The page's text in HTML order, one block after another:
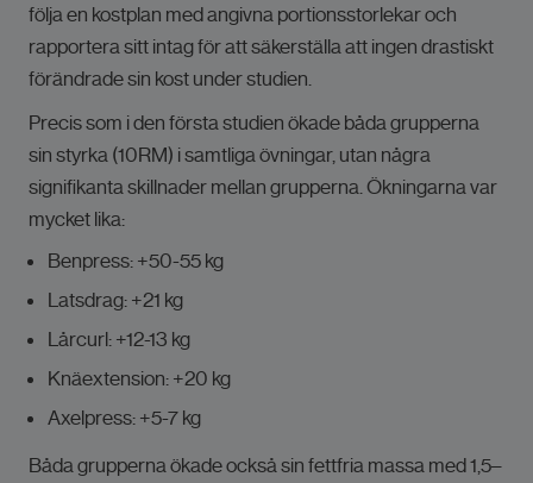
följa en kostplan med angivna portionsstorlekar och
rapportera sitt intag för att säkerställa att ingen drastiskt
förändrade sin kost under studien.
Precis som i den första studien ökade båda grupperna
sin styrka (10RM) i samtliga övningar, utan några
signifikanta skillnader mellan grupperna. Ökningarna var
mycket lika:
Benpress: +50-55 kg
Latsdrag: +21 kg
Lårcurl: +12-13 kg
Knäextension: +20 kg
Axelpress: +5-7 kg
Båda grupperna ökade också sin fettfria massa med 1,5–